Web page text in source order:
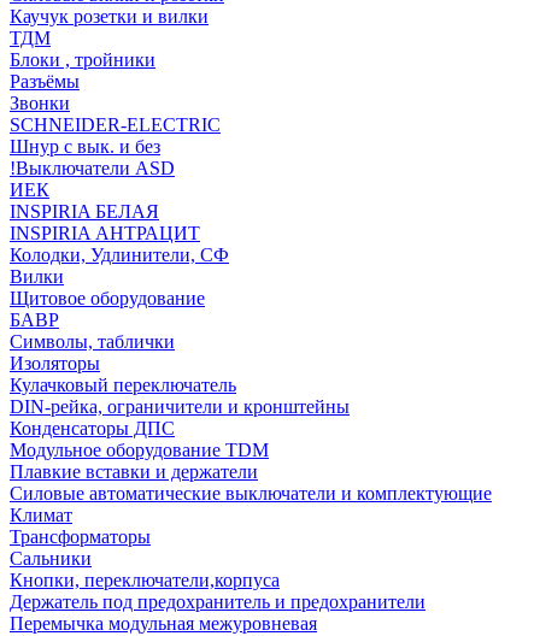
Каучук розетки и вилки
ТДМ
Блоки , тройники
Разъёмы
Звонки
SCHNEIDER-ELECTRIC
Шнур с вык. и без
!Выключатели ASD
ИЕК
INSPIRIA БЕЛАЯ
INSPIRIA АНТРАЦИТ
Колодки, Удлинители, СФ
Вилки
Щитовое оборудование
БАВР
Символы, таблички
Изоляторы
Кулачковый переключатель
DIN-рейка, ограничители и кронштейны
Конденсаторы ДПС
Модульное оборудование TDM
Плавкие вставки и держатели
Силовые автоматические выключатели и комплектующие
Климат
Трансформаторы
Сальники
Кнопки, переключатели,корпуса
Держатель под предохранитель и предохранители
Перемычка модульная межуровневая